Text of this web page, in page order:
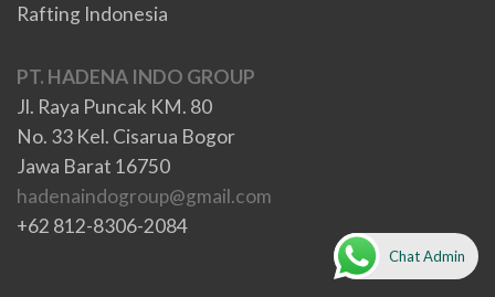
Rafting Indonesia
PT. HADENA INDO GROUP
Jl. Raya Puncak KM. 80
No. 33 Kel. Cisarua Bogor
Jawa Barat 16750
hadenaindogroup@gmail.com
+62 812-8306-2084
Chat Admin